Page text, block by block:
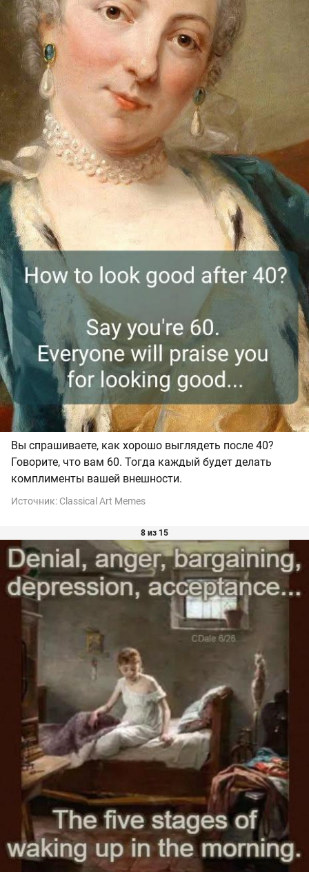
Вы спрашиваете, как хорошо выглядеть после 40?
Говорите, что вам 60. Тогда каждый будет делать
комплименты вашей внешности.
Источник: Classical Art Memes
8 из 15